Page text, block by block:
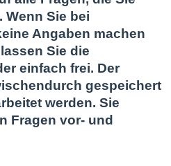
Wenn Sie bei
Angaben machen
Sie die
einfach frei. Der
gespeichert
werden. Sie
Fragen vor- und